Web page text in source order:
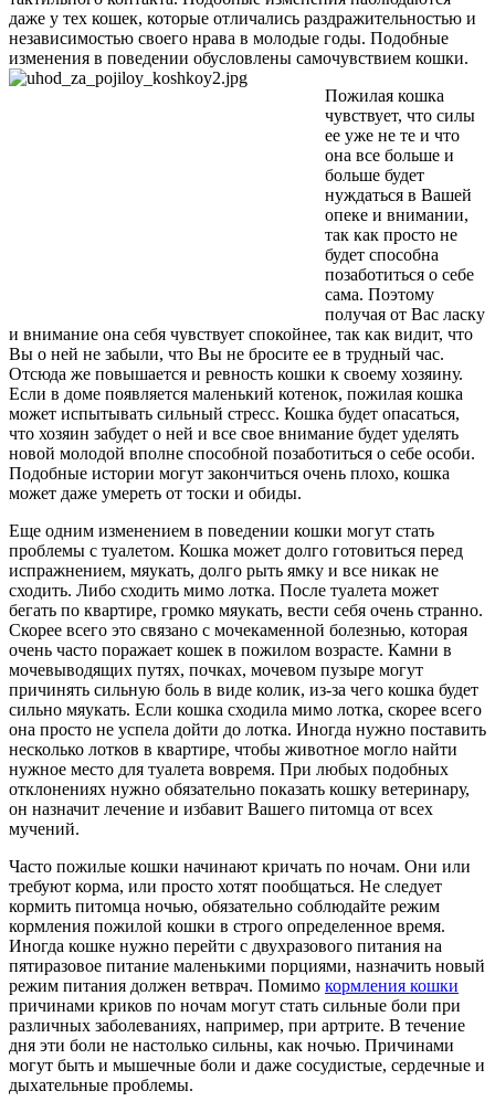
даже у тех кошек, которые отличались раздражительностью и
независимостью своего нрава в молодые годы. Подобные
изменения в поведении обусловлены самочувствием кошки.
Пожилая кошка
чувствует, что силы
ее уже не те и что
она все больше и
больше будет
нуждаться в Вашей
опеке и внимании,
так как просто не
будет способна
позаботиться о себе
сама. Поэтому
получая от Вас ласку
и внимание она себя чувствует спокойнее, так как видит, что
Вы о ней не забыли, что Вы не бросите ее в трудный час.
Отсюда же повышается и ревность кошки к своему хозяину.
Если в доме появляется маленький котенок, пожилая кошка
может испытывать сильный стресс. Кошка будет опасаться,
что хозяин забудет о ней и все свое внимание будет уделять
новой молодой вполне способной позаботиться о себе особи.
Подобные истории могут закончиться очень плохо, кошка
может даже умереть от тоски и обиды.
Еще одним изменением в поведении кошки могут стать
проблемы с туалетом. Кошка может долго готовиться перед
испражнением, мяукать, долго рыть ямку и все никак не
сходить. Либо сходить мимо лотка. После туалета может
бегать по квартире, громко мяукать, вести себя очень странно.
Скорее всего это связано с мочекаменной болезнью, которая
очень часто поражает кошек в пожилом возрасте. Камни в
мочевыводящих путях, почках, мочевом пузыре могут
причинять сильную боль в виде колик, из-за чего кошка будет
сильно мяукать. Если кошка сходила мимо лотка, скорее всего
она просто не успела дойти до лотка. Иногда нужно поставить
несколько лотков в квартире, чтобы животное могло найти
нужное место для туалета вовремя. При любых подобных
отклонениях нужно обязательно показать кошку ветеринару,
он назначит лечение и избавит Вашего питомца от всех
мучений.
Часто пожилые кошки начинают кричать по ночам. Они или
требуют корма, или просто хотят пообщаться. Не следует
кормить питомца ночью, обязательно соблюдайте режим
кормления пожилой кошки в строго определенное время.
Иногда кошке нужно перейти с двухразового питания на
пятиразовое питание маленькими порциями, назначить новый
режим питания должен ветврач. Помимо кормления кошки
причинами криков по ночам могут стать сильные боли при
различных заболеваниях, например, при артрите. В течение
дня эти боли не настолько сильны, как ночью. Причинами
могут быть и мышечные боли и даже сосудистые, сердечные и
дыхательные проблемы.